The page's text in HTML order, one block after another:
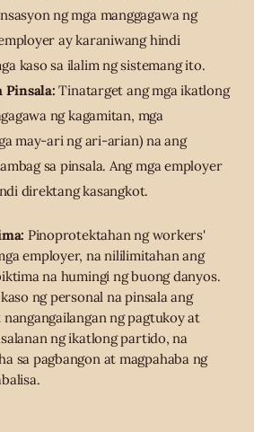
ng mga manggagawa ng
ay karaniwang hindi
kaso sa ilalim ng sistemang ito.
Pinsala: Tinatarget ang mga ikatlong
ng kagamitan, mga
may-ari ng ari-arian) na ang
sa pinsala. Ang mga employer
direktang kasangkot.
Pinoprotektahan ng workers'
employer, na nililimitahan ang
na humingi ng buong danyos.
ng personal na pinsala ang
ng pagtukoy at
ng ikatlong partido, na
sa pagbangon at magpahaba ng